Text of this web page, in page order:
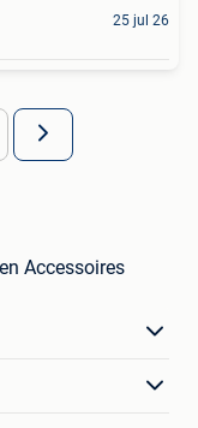
25 jul 26
Accessoires